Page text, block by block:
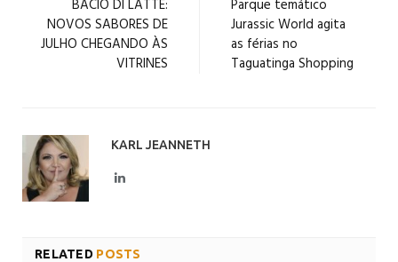
BACIO DI LATTE:
NOVOS SABORES DE
JULHO CHEGANDO ÀS
VITRINES
Parque temático
Jurassic World agita
as férias no
Taguatinga Shopping
KARL JEANNETH
LinkedIn
RELATED POSTS